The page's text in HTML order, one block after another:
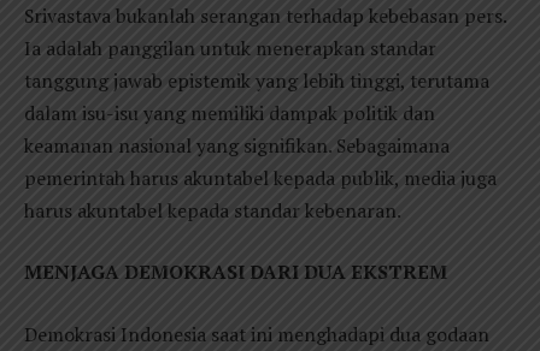
Srivastava bukanlah serangan terhadap kebebasan pers.
Ia adalah panggilan untuk menerapkan standar
tanggung jawab epistemik yang lebih tinggi, terutama
dalam isu-isu yang memiliki dampak politik dan
keamanan nasional yang signifikan. Sebagaimana
pemerintah harus akuntabel kepada publik, media juga
harus akuntabel kepada standar kebenaran.
MENJAGA DEMOKRASI DARI DUA EKSTREM
Demokrasi Indonesia saat ini menghadapi dua godaan